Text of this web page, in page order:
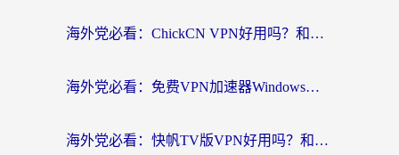
海外党必看：ChickCN VPN好用吗？和星河VPN对比哪个回国效果更好？附真实体验+避坑指南
海外党必看：免费VPN加速器Windows版怎么选？附真实测评与无缝访问国内资源指南
海外党必看：快帆TV版VPN好用吗？和hi龟龟VPN对比哪个回国效果更好？附免费加速器选择指南